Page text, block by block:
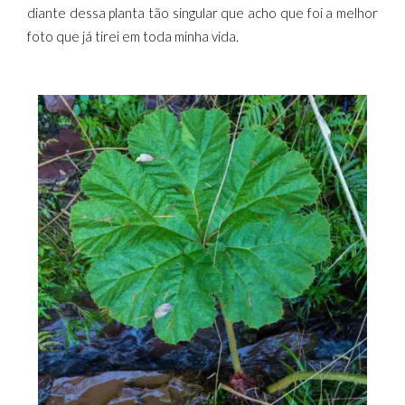
diante dessa planta tão singular que acho que foi a melhor
foto que já tirei em toda minha vida.